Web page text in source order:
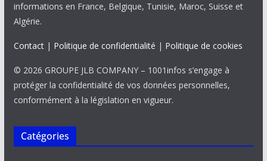
informations en France, Belgique, Tunisie, Maroc, Suisse et
Algérie.
Contact| Politique de confidentialité | Politique de cookies
© 2026 GROUPE JLB COMPANY – 1001infos s’engage à
protéger la confidentialité de vos données personnelles,
conformément à la législation en vigueur.
Catégories